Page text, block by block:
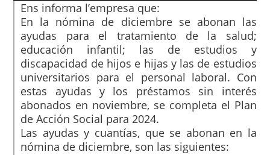
Ens informa l’empresa que:
En la nómina de diciembre se abonan las
ayudas para el tratamiento de la salud;
educación infantil; las de estudios y
discapacidad de hijos e hijas y las de estudios
universitarios para el personal laboral. Con
estas ayudas y los préstamos sin interés
abonados en noviembre, se completa el Plan
de Acción Social para 2024.
Las ayudas y cuantías, que se abonan en la
nómina de diciembre, son las siguientes: